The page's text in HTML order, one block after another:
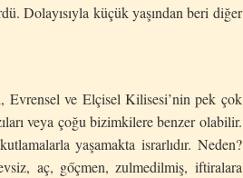
Dolayısıyla küçük yaşından beri diğer
ve Elçisel Kilisesi’nin pek çok
veya çoğu bizimkilere benzer olabilir.
yaşamakta israrlıdır. Neden?
aç, gőçmen, zulmedilmiş, iftiralara